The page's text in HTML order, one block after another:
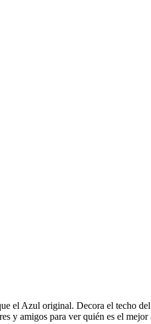
el Azul original. Decora el techo
y amigos para ver quién es el